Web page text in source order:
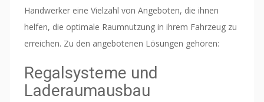
Handwerker eine Vielzahl von Angeboten, die ihnen
helfen, die optimale Raumnutzung in ihrem Fahrzeug zu
erreichen. Zu den angebotenen Lösungen gehören:
Regalsysteme und
Laderaumausbau